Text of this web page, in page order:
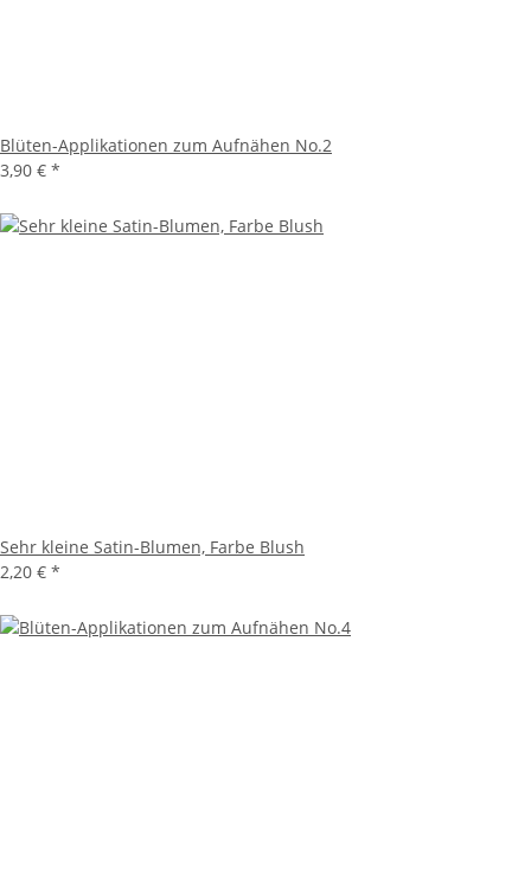
Blüten-Applikationen zum Aufnähen No.2
3,90 € *
Sehr kleine Satin-Blumen, Farbe Blush
2,20 € *